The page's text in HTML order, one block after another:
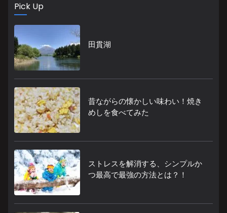
Pick Up
田貫湖
昔ながらの懐かしい味わい！焼き
めしを食べてみた
ストレスを解消する、シンプルか
つ最高で最強の方法とは？！